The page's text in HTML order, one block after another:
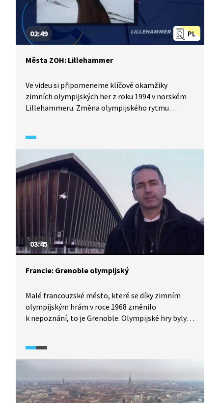
PL
02:49
Města ZOH: Lillehammer
Ve videu si připomeneme klíčové okamžiky
zimních olympijských her z roku 1994 v norském
Lillehammeru. Změna olympijského rytmu
olympiády zúčastnily týmy samostatné České
a Slovenské republiky. Jedna událost z her se
dostala dokonce až na poštovní známky. Jiná
jakoby pocházela z dramatické detektivky.
Příběhů se tu ale odehrálo mnohem víc.
03:45
Francie: Grenoble olympijský
Malé francouzské město, které se díky zimním
olympijským hrám v roce 1968 změnilo
k nepoznání, to je Grenoble. Olympijské hry byly
a hlavně se stavělo účelně, mnohá sportoviště
byla významná i pro Čechoslováky, vůbec první
zlatou medaili ze zimních her tehdy přivezl
skokan na lyžích Jiří Raška a naši hokejisté